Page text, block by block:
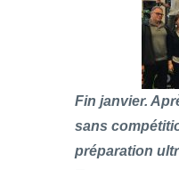
Fin janvier.
sans
préparation